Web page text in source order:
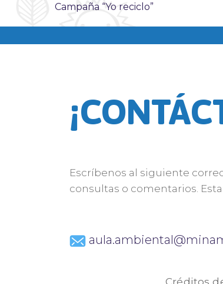
Campaña “Yo reciclo”
Escríbenos al siguiente
consultas o comentarios.